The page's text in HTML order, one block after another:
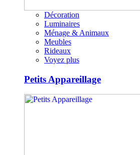
Décoration
Luminaires
Ménage & Animaux
Meubles
Rideaux
Voyez plus
Petits Appareillage